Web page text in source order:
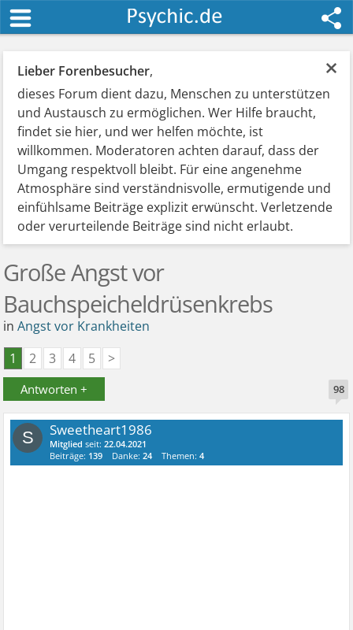
×
Lieber Forenbesucher,
dieses Forum dient dazu, Menschen zu unterstützen
und Austausch zu ermöglichen. Wer Hilfe braucht,
findet sie hier, und wer helfen möchte, ist
willkommen. Moderatoren achten darauf, dass der
Umgang respektvoll bleibt. Für eine angenehme
Atmosphäre sind verständnisvolle, ermutigende und
einfühlsame Beiträge explizit erwünscht. Verletzende
oder verurteilende Beiträge sind nicht erlaubt.
Große Angst vor
Bauchspeicheldrüsenkrebs
inAngst vor Krankheiten
1
2 3 4 5 >
Antworten + 98
S Sweetheart1986
Mitglied seit:22.04.2021
Beiträge: 139 Danke:24 Themen:4